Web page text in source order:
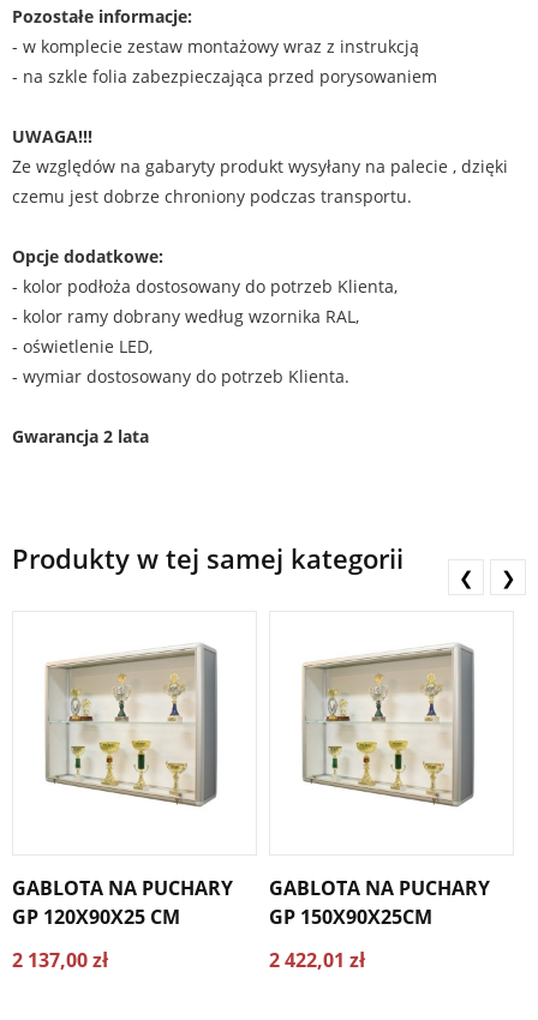
Pozostałe informacje:
- w komplecie zestaw montażowy wraz z instrukcją
- na szkle folia zabezpieczająca przed porysowaniem
UWAGA!!!
Ze względów na gabaryty produkt wysyłany na palecie , dzięki
czemu jest dobrze chroniony podczas transportu.
Opcje dodatkowe:
- kolor podłoża dostosowany do potrzeb Klienta,
- kolor ramy dobrany według wzornika RAL,
- oświetlenie LED,
- wymiar dostosowany do potrzeb Klienta.
Gwarancja 2 lata
Produkty w tej samej kategorii
GABLOTA NA PUCHARY
GP 120X90X25 CM
2 137,00 zł
GABLOTA NA PUCHARY
GP 150X90X25CM
2 422,01 zł
❮ ❯